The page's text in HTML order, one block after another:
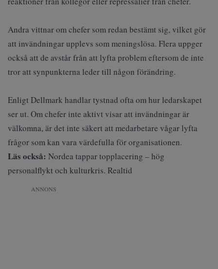
Andra vittnar om chefer som redan bestämt sig, vilket gör
att invändningar upplevs som meningslösa. Flera uppger
också att de avstår från att lyfta problem eftersom de inte
tror att synpunkterna leder till någon förändring.
Enligt Dellmark handlar tystnad ofta om hur ledarskapet
ser ut. Om chefer inte aktivt visar att invändningar är
välkomna, är det inte säkert att medarbetare vågar lyfta
frågor som kan vara värdefulla för organisationen.
Läs också: Nordea tappar topplacering – hög
personalflykt och kulturkris. Realtid
ANNONS